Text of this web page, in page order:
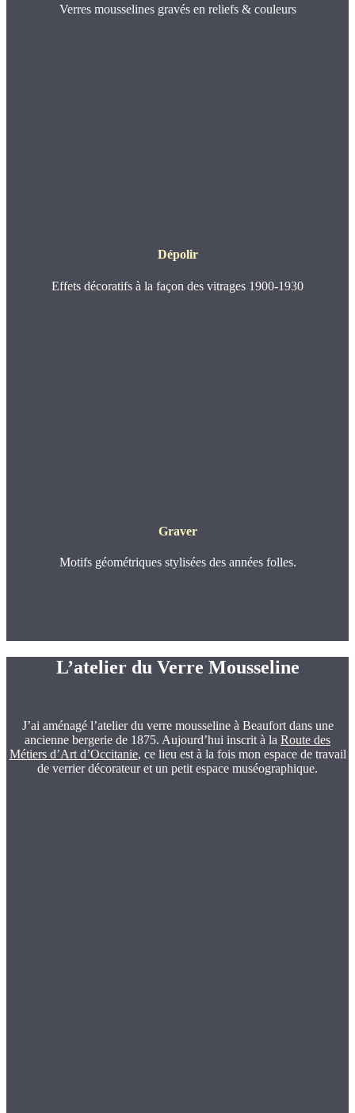
Verres mousselines gravés en reliefs & couleurs
Dépolir
Effets décoratifs à la façon des vitrages 1900-1930
Graver
Motifs géométriques stylisées des années folles.
L’atelier du Verre Mousseline
J’ai aménagé l’atelier du verre mousseline à Beaufort dans une
ancienne bergerie de 1875. Aujourd’hui inscrit à la Route des
Métiers d’Art d’Occitanie, ce lieu est à la fois mon espace de travail
de verrier décorateur et un petit espace muséographique.